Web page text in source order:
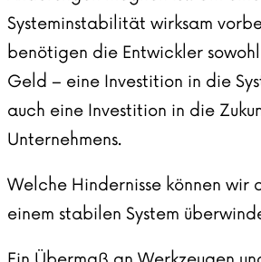
Systeminstabilität wirksam
benötigen die Entwickler
Geld – eine Investition in die
auch eine Investition in die
Unternehmens.
Welche Hindernisse können wir
einem stabilen System